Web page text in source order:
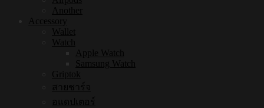
Another
Accessory
Wallet
Watch
Apple Watch
Samsung Watch
Griptok
สายชาร์จ
อแดปเตอร์